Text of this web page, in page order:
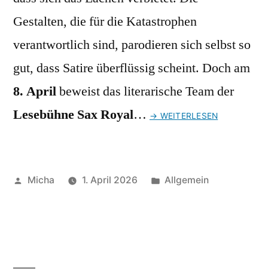
Gestalten, die für die Katastrophen
verantwortlich sind, parodieren sich selbst so
gut, dass Satire überflüssig scheint. Doch am
8. Aprilbeweist das literarische Team der
Lesebühne Sax Royal… → WEITERLESEN
Veröffentlicht
Micha 1. April 2026
Veröffentlicht
Allgemein